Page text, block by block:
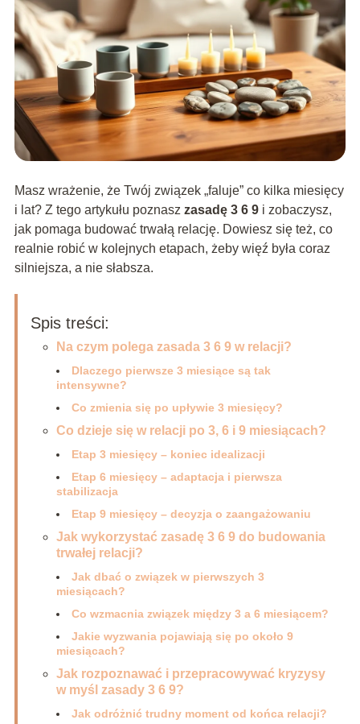
Masz wrażenie, że Twój związek „faluje” co kilka miesięcy
i lat? Z tego artykułu poznasz zasadę 3 6 9i zobaczysz,
jak pomaga budować trwałą relację. Dowiesz się też, co
realnie robić w kolejnych etapach, żeby więź była coraz
silniejsza, a nie słabsza.
Spis treści:
Na czym polega zasada 3 6 9 w relacji?
Dlaczego pierwsze 3 miesiące są tak
intensywne?
Co zmienia się po upływie 3 miesięcy?
Co dzieje się w relacji po 3, 6 i 9 miesiącach?
Etap 3 miesięcy – koniec idealizacji
Etap 6 miesięcy – adaptacja i pierwsza
stabilizacja
Etap 9 miesięcy – decyzja o zaangażowaniu
Jak wykorzystać zasadę 3 6 9 do budowania
trwałej relacji?
Jak dbać o związek w pierwszych 3
miesiącach?
Co wzmacnia związek między 3 a 6 miesiącem?
Jakie wyzwania pojawiają się po około 9
miesiącach?
Jak rozpoznawać i przepracowywać kryzysy
w myśl zasady 3 6 9?
Jak odróżnić trudny moment od końca relacji?